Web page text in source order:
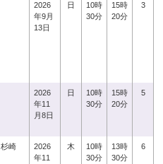
2026
年9月
13日
日
10時
30分
15時
20分
3
2026
年11
月8日
日
10時
30分
15時
20分
5
杉崎
2026
年11
木
10時
30分
13時
30分
6